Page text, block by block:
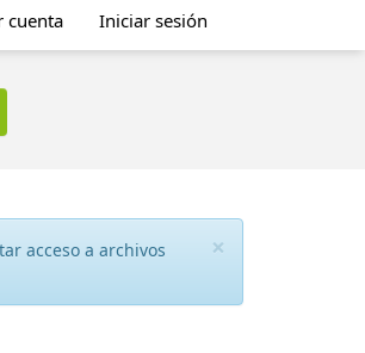
cuenta Iniciar sesión
×
acceso a archivos